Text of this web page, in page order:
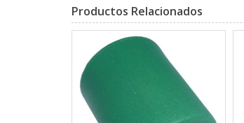
Productos Relacionados